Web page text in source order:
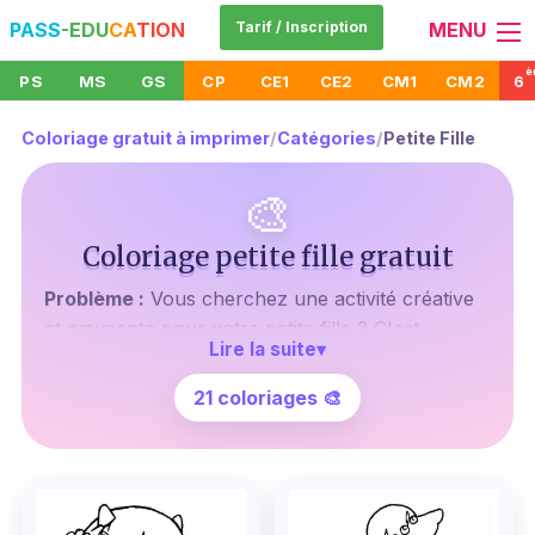
PASS-EDUCATION Tarif / Inscription MENU
PS MS GS CP CE1 CE2 CM1 CM2 6
Coloriage gratuit à imprimer/Catégories/Petite Fille
🎨
Coloriage petite fille gratuit
Problème : Vous cherchez une activité créative
et amusante pour votre petite fille ? C'est
souvent un défi de trouver quelque chose qui
soit à la fois divertissant et bénéfique pour le
développement de l'enfant. Vous voulez que
votre enfant s'amuse tout en stimulant sa
Agitation :Imaginez un sourire éclatant sur le
Lire la suite▾
21 coloriages 🎨